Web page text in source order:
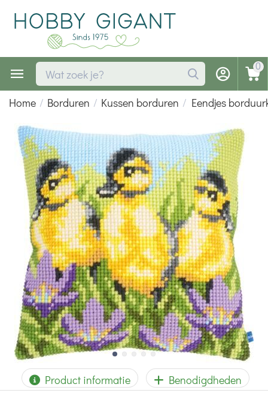
0
Home / Borduren / Kussen borduren / Eendjes
Product informatie Benodigdheden